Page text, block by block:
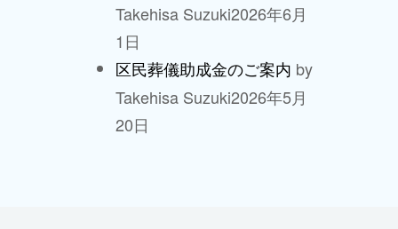
Takehisa Suzuki2026年6月
1日
区民葬儀助成金のご案内 by
Takehisa Suzuki2026年5月
20日